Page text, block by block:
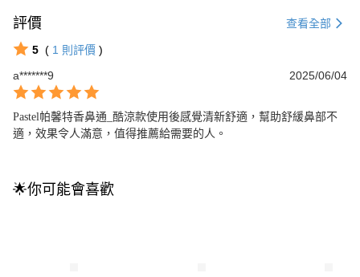
評價 查看全部
5 ( 1 則評價 )
a*******9
2025/06/04
Pastel帕馨特香鼻通_酷涼款使用後感覺清新舒適，幫助舒緩鼻部不
適，效果令人滿意，值得推薦給需要的人。
🌟你可能會喜歡